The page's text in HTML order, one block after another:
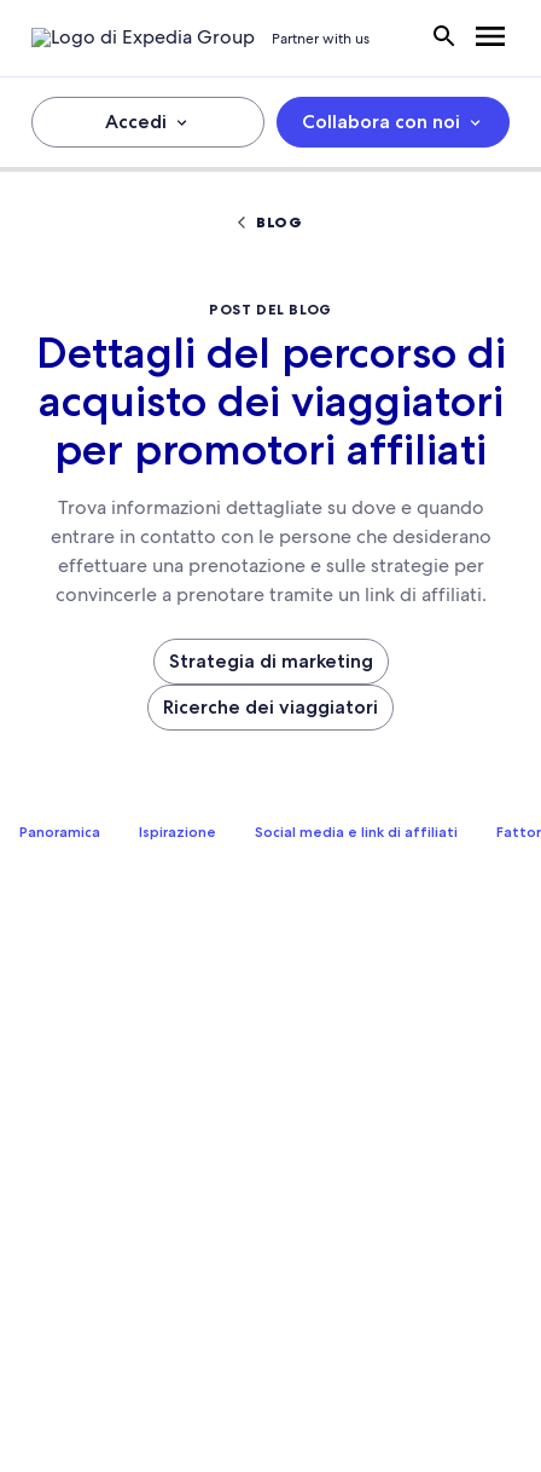
Partner with us
Accedi Collabora con noi
BLOG
POST DEL BLOG
Dettagli del percorso di
acquisto dei viaggiatori
per promotori affiliati
Trova informazioni dettagliate su dove e quando
entrare in contatto con le persone che desiderano
effettuare una prenotazione e sulle strategie per
convincerle a prenotare tramite un link di affiliati.
Strategia di marketing
Ricerche dei viaggiatori
Panoramica Ispirazione Social media e link di affiliati